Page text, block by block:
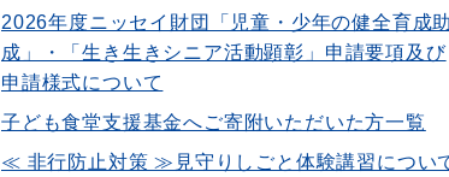
2026年度ニッセイ財団「児童・少年の健全育成助
成」・「生き生きシニア活動顕彰」申請要項及び
申請様式について
子ども食堂支援基金へご寄附いただいた方一覧
≪ 非行防止対策 ≫見守りしごと体験講習につい